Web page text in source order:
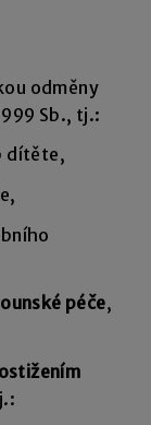
odměny
Sb., tj.:
dítěte,
péče,